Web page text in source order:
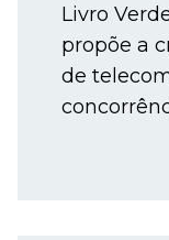
Livro
propõe a
de